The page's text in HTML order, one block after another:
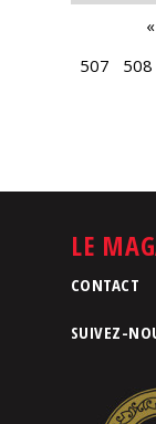
507
508
LE
CONTACT
SUIVEZ-